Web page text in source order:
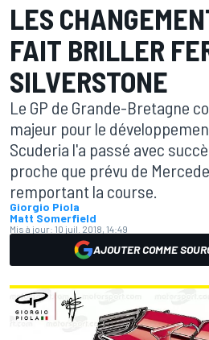
LES
FAIT BRILLER
SILVERSTONE
Le GP de Grande-Bretagne
majeur pour le
Scuderia l'a passé avec
proche que prévu de
remportant la course.
Giorgio Piola
Matt Somerfield
Mis à jour: 10 juil. 2018, 14:49
AJOUTER COMME